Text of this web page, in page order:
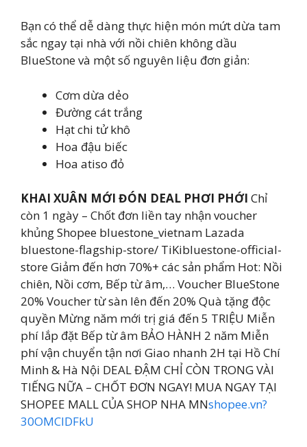
Bạn có thể dễ dàng thực hiện món mứt dừa tam
sắc ngay tại nhà với nồi chiên không dầu
BlueStone và một số nguyên liệu đơn giản:
Cơm dừa dẻo
Đường cát trắng
Hạt chi tử khô
Hoa đậu biếc
Hoa atiso đỏ
KHAI XUÂN MỚI ĐÓN DEAL PHƠI PHỚI Chỉ
còn 1 ngày – Chốt đơn liền tay nhận voucher
khủng Shopee bluestone_vietnam Lazada
bluestone-flagship-store/ TiKibluestone-official-
store Giảm đến hơn 70%+ các sản phẩm Hot: Nồi
chiên, Nồi cơm, Bếp từ âm,… Voucher BlueStone
20% Voucher từ sàn lên đến 20% Quà tặng độc
quyền Mừng năm mới trị giá đến 5 TRIỆU Miễn
phí lắp đặt Bếp từ âm BẢO HÀNH 2 năm Miễn
phí vận chuyển tận nơi Giao nhanh 2H tại Hồ Chí
Minh & Hà Nội DEAL ĐẬM CHỈ CÒN TRONG VÀI
TIẾNG NỮA – CHỐT ĐƠN NGAY! MUA NGAY TẠI
SHOPEE MALL CỦA SHOP NHA MNshopee.vn?
30OMClDFkU